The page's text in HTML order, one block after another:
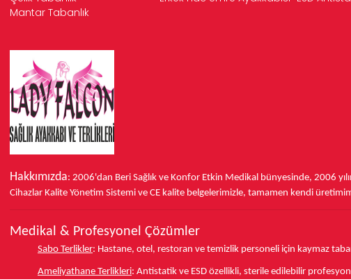
Mantar Tabanlık
Hakkımızda: 2006'dan Beri Sağlık ve Konfor Etkin Medikal bünyesinde, 2006
Cihazlar Kalite Yönetim Sistemi ve CE kalite belgelerimizle, tamamen kendi
Medikal & Profesyonel Çözümler
Sabo Terlikler: Hastane, otel, restoran ve temizlik personeli için kaymaz
Ameliyathane Terlikleri: Antistatik ve ESD özellikli, sterile edilebilir